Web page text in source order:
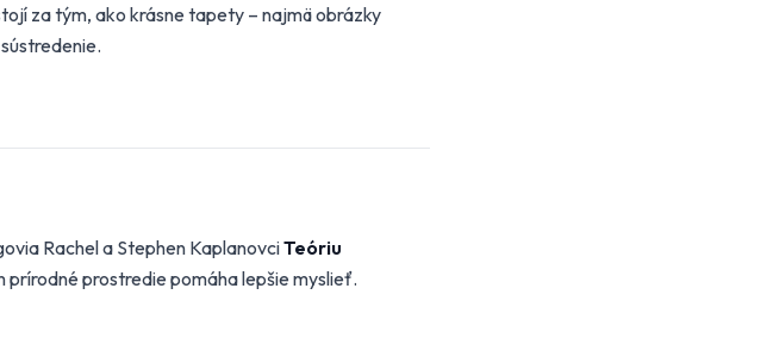
za tým, ako krásne tapety – najmä obrázky
Rachel a Stephen KaplanovciTeóriu
prostredie pomáha lepšie myslieť.